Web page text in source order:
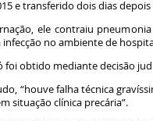
e transferido dois dias
ele contraiu
infecção no ambiente de
foi obtido mediante decisão
“houve falha técnica
situação clínica precária”.